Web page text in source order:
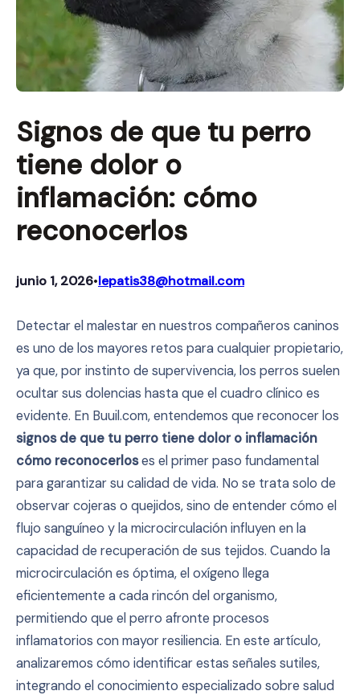
Signos de que tu perro
tiene dolor o
inflamación: cómo
reconocerlos
junio 1, 2026•lepatis38@hotmail.com
Detectar el malestar en nuestros compañeros caninos
es uno de los mayores retos para cualquier propietario,
ya que, por instinto de supervivencia, los perros suelen
ocultar sus dolencias hasta que el cuadro clínico es
evidente. En Buuil.com, entendemos que reconocer los
signos de que tu perro tiene dolor o inflamación
cómo reconocerloses el primer paso fundamental
para garantizar su calidad de vida. No se trata solo de
observar cojeras o quejidos, sino de entender cómo el
flujo sanguíneo y la microcirculación influyen en la
capacidad de recuperación de sus tejidos. Cuando la
microcirculación es óptima, el oxígeno llega
eficientemente a cada rincón del organismo,
permitiendo que el perro afronte procesos
inflamatorios con mayor resiliencia. En este artículo,
analizaremos cómo identificar estas señales sutiles,
integrando el conocimiento especializado sobre salud